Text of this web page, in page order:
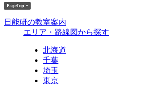
日能研の教室案内
エリア・路線図から探す
北海道
千葉
埼玉
東京